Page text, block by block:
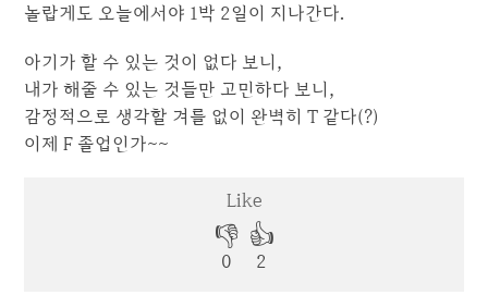
놀랍게도 오늘에서야 1박 2일이 지나간다.
아기가 할 수 있는 것이 없다 보니,
내가 해줄 수 있는 것들만 고민하다 보니,
감정적으로 생각할 겨를 없이 완벽히 T 같다(?)
이제 F 졸업인가~~